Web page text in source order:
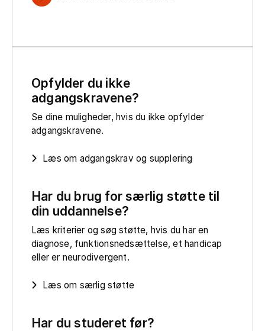
Opfylder du ikke
adgangskravene?
Se dine muligheder, hvis du ikke opfylder
adgangskravene.
Læs om adgangskrav og supplering
Har du brug for særlig støtte til
din uddannelse?
Læs kriterier og søg støtte, hvis du har en
diagnose, funktionsnedsættelse, et handicap
eller er neurodivergent.
Læs om særlig støtte
Har du studeret før?